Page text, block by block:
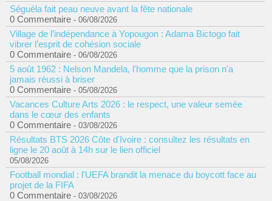
Séguéla fait peau neuve avant la fête nationale
0 Commentaire - 06/08/2026
Village de l’indépendance à Yopougon : Adama Bictogo fait
vibrer l’esprit de cohésion sociale
0 Commentaire - 06/08/2026
5 août 1962 : Nelson Mandela, l'homme que la prison n'a
jamais réussi à briser
0 Commentaire - 05/08/2026
Vacances Culture Arts 2026 : le respect, une valeur semée
dans le cœur des enfants
0 Commentaire - 03/08/2026
Résultats BTS 2026 Côte d'Ivoire : consultez les résultats en
ligne le 20 août à 14h sur le lien officiel
05/08/2026
Football mondial : l'UEFA brandit la menace du boycott face au
projet de la FIFA
0 Commentaire - 03/08/2026